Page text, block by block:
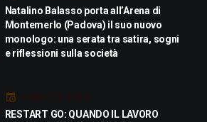
Natalino Balasso porta all’Arena di
Montemerlo (Padova) il suo nuovo
monologo: una serata tra satira, sogni
e riflessioni sulla società
Luglio 21, 2026
RESTART GO: QUANDO IL LAVORO